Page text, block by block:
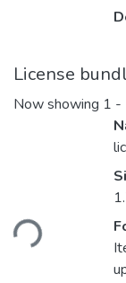
License
Now showing 1 -
Loading...